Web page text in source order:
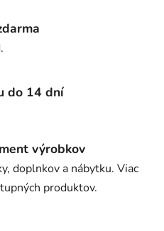
do 14 dní
výrobkov
doplnkov a nábytku. Viac
produktov.